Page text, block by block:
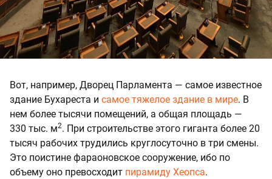
Вот, например, Дворец Парламента — самое известное
здание Бухареста и самое тяжелое здание в мире. В
нем более тысячи помещений, а общая площадь —
330 тыс. м2. При строительстве этого гиганта более 20
тысяч рабочих трудились круглосуточно в три смены.
Это поистине фараоновское сооружение, ибо по
объему оно превосходит пирамиду Хеопса.